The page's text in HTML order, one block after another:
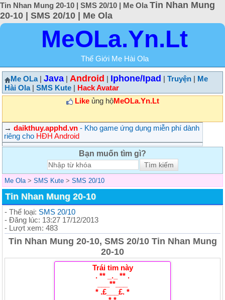
Tin Nhan Mung 20-10 | SMS 20/10 | Me Ola Tin Nhan Mung
20-10 | SMS 20/10 | Me Ola
MeOLa.Yn.Lt
Thế Giới Me Hài Ola
Me OLa| Java Android Iphone/Ipad Truyện
Me
Hài Ola| SMS Kute
Hack Avatar
Likeủng hộMeOLa.Yn.Lt
→ daikthuy.apphd.vn - Kho game ứng dụng miễn phí dành
riêng cho HĐH Android
Bạn muốn tìm gì?
Me Ola > SMS Kute > SMS 20/10
Tin Nhan Mung 20-10
- Thể loại: SMS 20/10
- Đăng lúc: 13:27 17/12/2013
- Lượt xem: 483
Tin Nhan Mung 20-10, SMS 20/10 Tin Nhan Mung
20-10
Trái tim này
. ** _._ ** .
___**___
* .£___£. *